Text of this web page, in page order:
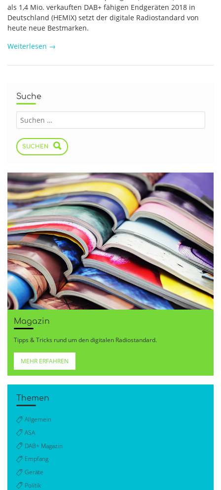
als 1,4 Mio. verkauften DAB+ fähigen Endgeräten 2018 in
Deutschland (HEMIX) setzt der digitale Radiostandard von
heute neue Bestmarken.
Weiterlesen →
Suche
SUCHEN
Magazin
Tipps & Tricks rund um den digitalen Radiostandard.
MEHR ERFAHREN
Themen
Allgemein
ASA
DAB+ Magazin
Empfang
Geräte
Politik